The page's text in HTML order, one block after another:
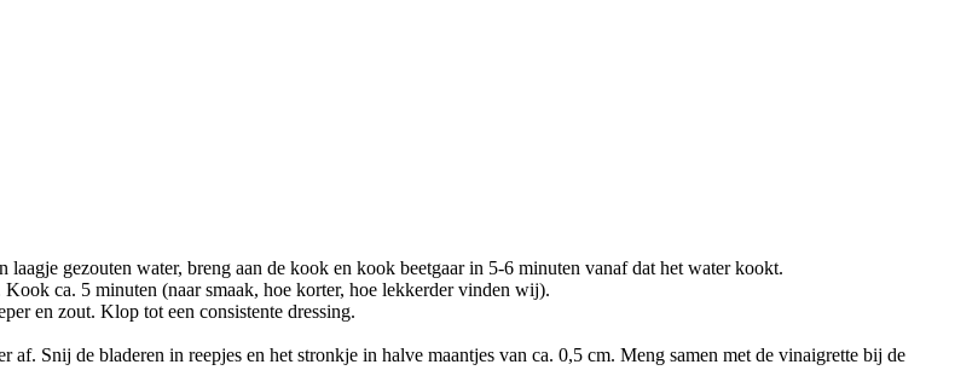
gezouten water, breng aan de kook en kook beetgaar in 5-6 minuten vanaf dat het water kookt.
ca. 5 minuten (naar smaak, hoe korter, hoe lekkerder vinden wij).
en zout. Klop tot een consistente dressing.
Snij de bladeren in reepjes en het stronkje in halve maantjes van ca. 0,5 cm. Meng samen met de vinaigrette bij de